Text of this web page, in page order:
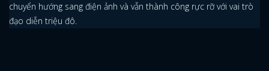
chuyển hướng sang điện ảnh và vẫn thành công rực rỡ với vai trò
đạo diễn triệu đô.